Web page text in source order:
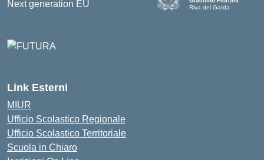
Riva del Garda
Link Esterni
MIUR
Ufficio Scolastico Regionale
Ufficio Scolastico Territoriale
Scuola in Chiaro